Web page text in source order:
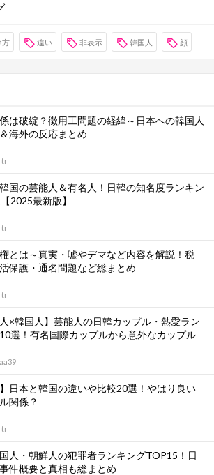
方 違い 非表示 韓国人 顔
は破綻？徴用工問題の経緯～日本への韓国人
海外の反応まとめ
国の芸能人＆有名人！日韓の知名度ランキン
2025最新版】
とは～真実・嘘やデマなど内容を解説！税
保護・通名問題など総まとめ
人×韓国人】芸能人の日韓カップル・熱愛ラン
選！有名国際カップルから意外なカップル
】日本と韓国の違いや比較20選！やはり良い
関係？
人・朝鮮人の犯罪者ランキングTOP15！日
件概要と真相も総まとめ